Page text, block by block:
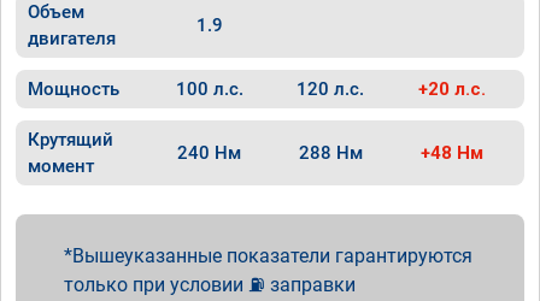
Объем
двигателя
1.9
Мощность 100 л.с. 120 л.с. +20 л.с.
Крутящий
момент
240 Нм 288 Нм +48 Нм
Вышеуказанные показатели гарантируются
только при условии ⛽ заправки